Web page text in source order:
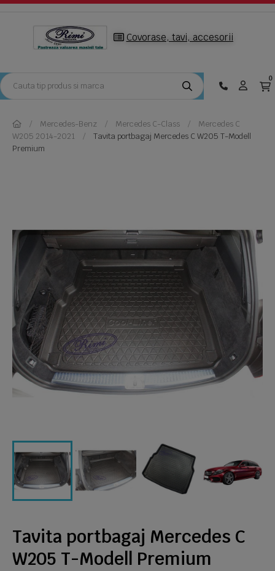
Covorase, tavi, accesorii
0
Mercedes-Benz Mercedes C-Class
Mercedes C
W205 2014-2021
Tavita portbagaj Mercedes C W205 T-Modell
Premium
Tavita portbagaj Mercedes C
W205 T-Modell Premium